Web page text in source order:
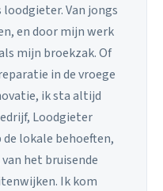
loodgieter. Van jongs
en door mijn werk
mijn broekzak. Of
in de vroege
ik sta altijd
Loodgieter
lokale behoeften,
het bruisende
Ik kom